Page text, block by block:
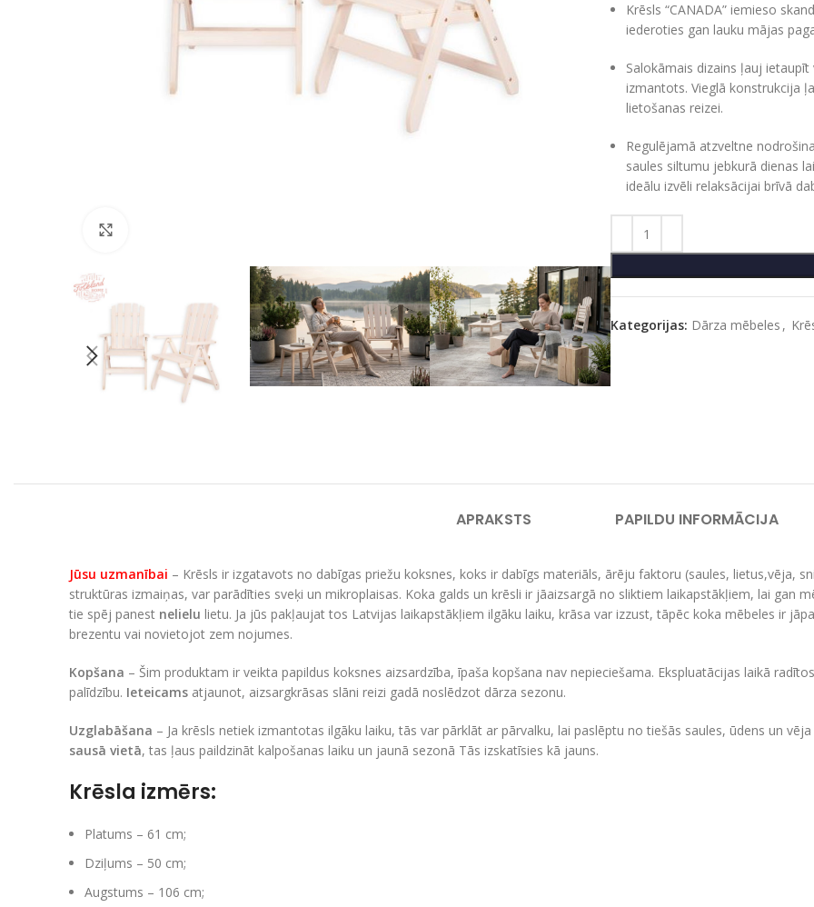
Krēsls “CANADA” iemieso
iederoties gan lauku mājas
Salokāmais dizains ļauj
izmantots. Vieglā konstrukcija
lietošanas reizei.
Regulējamā atzveltne
saules siltumu jebkurā dienas
ideālu izvēli relaksācijai brīvā
Kategorijas: Dārza mēbeles ,
APRAKSTS PAPILDU INFORMĀCIJA
Jūsu uzmanībai – Krēsls ir izgatavots no dabīgas priežu koksnes, koks ir dabīgs materiāls, ārēju faktoru (saules, lietus,vēja,
struktūras izmaiņas, var parādīties sveķi un mikroplaisas. Koka galds un krēsli ir jāaizsargā no sliktiem laikapstākļiem, lai gan
tie spēj panest nelielu lietu. Ja jūs pakļaujat tos Latvijas laikapstākļiem ilgāku laiku, krāsa var izzust, tāpēc koka mēbeles ir
brezentu vai novietojot zem nojumes.
Kopšana – Šim produktam ir veikta papildus koksnes aizsardzība, īpaša kopšana nav nepieciešama. Ekspluatācijas laikā
palīdzību. Ieteicams atjaunot, aizsargkrāsas slāni reizi gadā noslēdzot dārza sezonu.
Uzglabāšana – Ja krēsls netiek izmantotas ilgāku laiku, tās var pārklāt ar pārvalku, lai paslēptu no tiešās saules, ūdens un
sausā vietā, tas ļaus paildzināt kalpošanas laiku un jaunā sezonā Tās izskatīsies kā jauns.
Krēsla izmērs:
Platums – 61 cm;
Dziļums – 50 cm;
Augstums – 106 cm;